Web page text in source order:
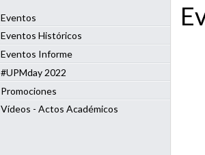
Eventos
Eventos Históricos
Eventos Informe
#UPMday 2022
Promociones
Vídeos - Actos Académicos